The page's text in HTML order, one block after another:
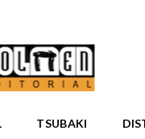
TSUBAKI